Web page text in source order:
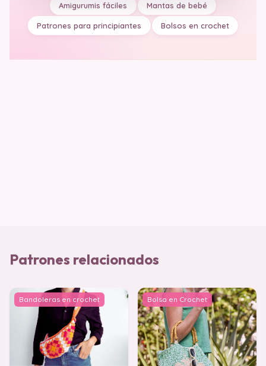
Amigurumis fáciles Mantas de bebé
Patrones para principiantes Bolsos en crochet
Patrones relacionados
Bandoleras en crochet Bolsa en Crochet